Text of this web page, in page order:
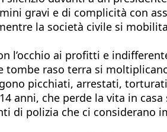
gravi e di complicità con
la società civile si
l’occhio ai profitti e
raso terra si
picchiati, arrestati,
anni, che perde la vita in
di polizia che ci considerano